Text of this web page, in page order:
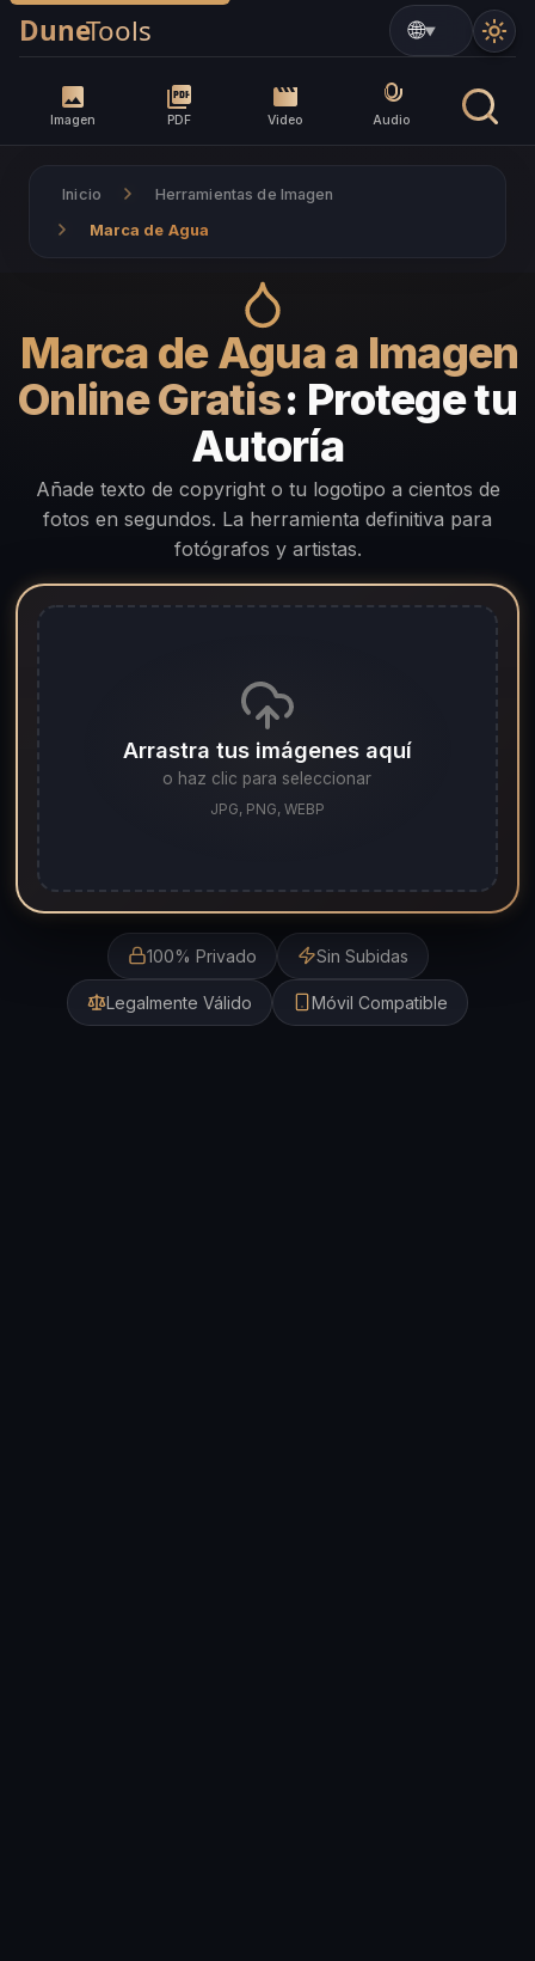
Imagen PDF Video Audio
▼
Inicio Herramientas de Imagen
Marca de Agua
Marca de Agua a Imagen
Online Gratis: Protege tu
Autoría
Añade texto de copyright o tu logotipo a cientos de
fotos en segundos. La herramienta definitiva para
fotógrafos y artistas.
Arrastra tus imágenes aquí
o haz clic para seleccionar
JPG, PNG, WEBP
100% Privado Sin Subidas
Legalmente Válido Móvil Compatible